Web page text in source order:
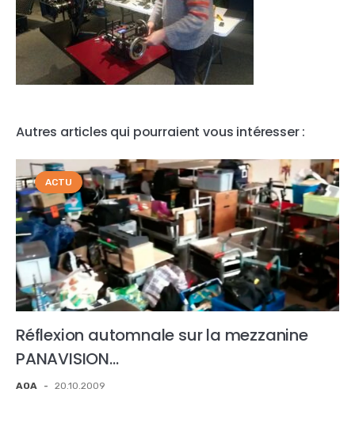
Autres articles qui pourraient vous intéresser :
ACTU
Réflexion automnale sur la mezzanine
PANAVISION…
AOA - 20.10.2009